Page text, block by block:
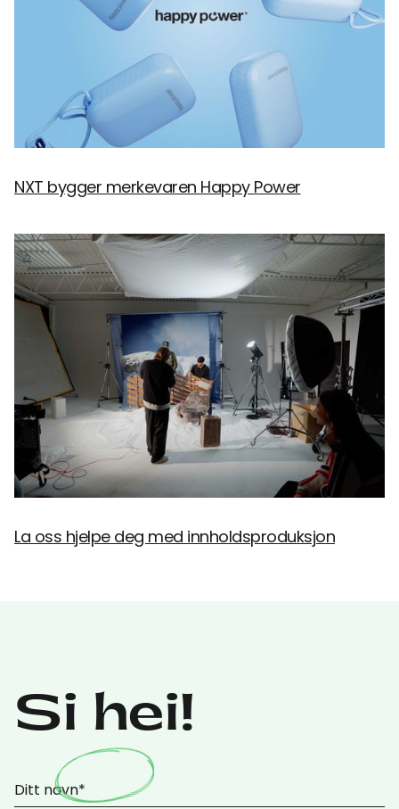
NXT bygger merkevaren Happy Power
La oss hjelpe deg med innholdsproduksjon
Si hei!